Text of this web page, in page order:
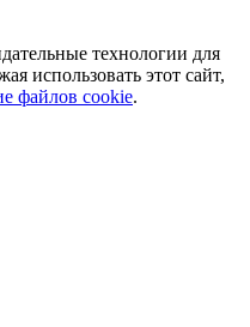
технологии для
использовать этот сайт,
файлов cookie.